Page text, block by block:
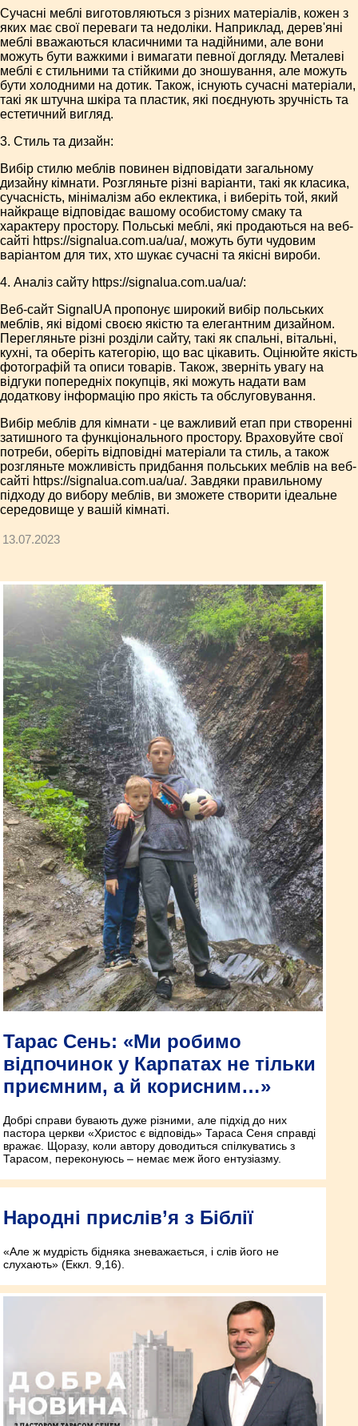
Сучасні меблі виготовляються з різних матеріалів, кожен з
яких має свої переваги та недоліки. Наприклад, дерев'яні
меблі вважаються класичними та надійними, але вони
можуть бути важкими і вимагати певної догляду. Металеві
меблі є стильними та стійкими до зношування, але можуть
бути холодними на дотик. Також, існують сучасні матеріали,
такі як штучна шкіра та пластик, які поєднують зручність та
естетичний вигляд.
3. Стиль та дизайн:
Вибір стилю меблів повинен відповідати загальному
дизайну кімнати. Розгляньте різні варіанти, такі як класика,
сучасність, мінімалізм або еклектика, і виберіть той, який
найкраще відповідає вашому особистому смаку та
характеру простору. Польські меблі, які продаються на веб-
сайті https://signalua.com.ua/ua/, можуть бути чудовим
варіантом для тих, хто шукає сучасні та якісні вироби.
4. Аналіз сайту https://signalua.com.ua/ua/:
Веб-сайт SignalUA пропонує широкий вибір польських
меблів, які відомі своєю якістю та елегантним дизайном.
Перегляньте різні розділи сайту, такі як спальні, вітальні,
кухні, та оберіть категорію, що вас цікавить. Оцінюйте якість
фотографій та описи товарів. Також, зверніть увагу на
відгуки попередніх покупців, які можуть надати вам
додаткову інформацію про якість та обслуговування.
Вибір меблів для кімнати - це важливий етап при створенні
затишного та функціонального простору. Враховуйте свої
потреби, оберіть відповідні матеріали та стиль, а також
розгляньте можливість придбання польських меблів на веб-
сайті https://signalua.com.ua/ua/. Завдяки правильному
підходу до вибору меблів, ви зможете створити ідеальне
середовище у вашій кімнаті.
13.07.2023
Тарас Сень: «Ми робимо
відпочинок у Карпатах не тільки
приємним, а й корисним…»
Добрі справи бувають дуже різними, але підхід до них
пастора церкви «Христос є відповідь» Тараса Сеня справді
вражає. Щоразу, коли автору доводиться спілкуватись з
Тарасом, переконуюсь – немає меж його ентузіазму.
Народні прислів’я з Біблії
«Але ж мудрість бідняка зневажається, і слів його не
слухають» (Еккл. 9,16).